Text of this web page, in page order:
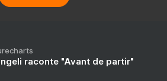
raconte "Avant de partir"